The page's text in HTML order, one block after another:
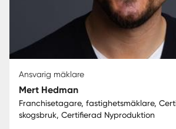
Ansvarig mäklare
Mert Hedman
Franchisetagare, fastighetsmäklare,
skogsbruk, Certifierad Nyproduktion